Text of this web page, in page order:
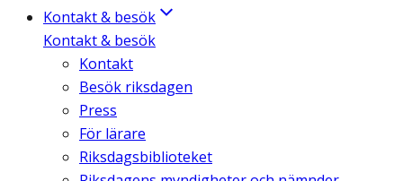
Kontakt & besök
Kontakt & besök
Kontakt
Besök riksdagen
Press
För lärare
Riksdagsbiblioteket